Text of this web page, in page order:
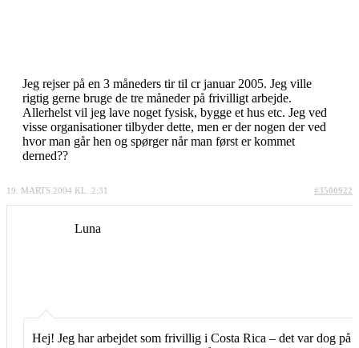
Jeg rejser på en 3 måneders tir til cr januar 2005. Jeg ville
rigtig gerne bruge de tre måneder på frivilligt arbejde.
Allerhelst vil jeg lave noget fysisk, bygge et hus etc. Jeg ved
visse organisationer tilbyder dette, men er der nogen der ved
hvor man går hen og spørger når man først er kommet
derned??
19. MARTS 2004 KL. 2:31 #3500922
Luna
Hej! Jeg har arbejdet som frivillig i Costa Rica – det var dog på